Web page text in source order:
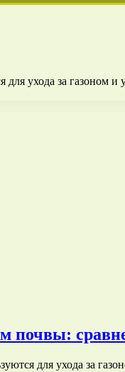
ухода за
почвы:
для ухода за